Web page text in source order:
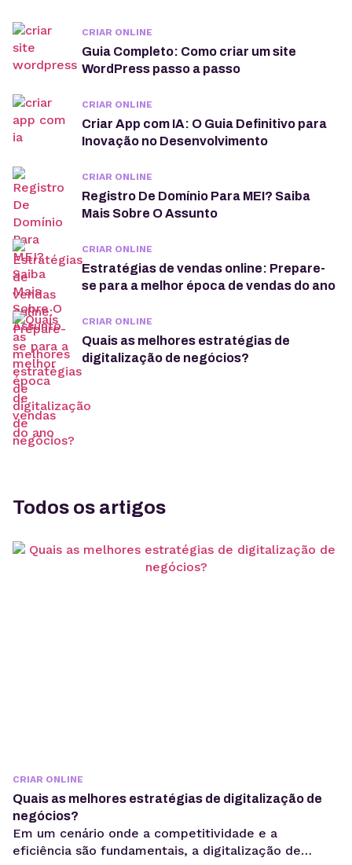
CRIAR ONLINE
Guia Completo: Como criar um site
WordPress passo a passo
CRIAR ONLINE
Criar App com IA: O Guia Definitivo para
Inovação no Desenvolvimento
CRIAR ONLINE
Registro De Domínio Para MEI? Saiba
Mais Sobre O Assunto
CRIAR ONLINE
Estratégias de vendas online: Prepare-
se para a melhor época de vendas do ano
CRIAR ONLINE
Quais as melhores estratégias de
digitalização de negócios?
Todos os artigos
CRIAR ONLINE
Quais as melhores estratégias de digitalização de
negócios?
Em um cenário onde a competitividade e a
eficiência são fundamentais, a digitalização de